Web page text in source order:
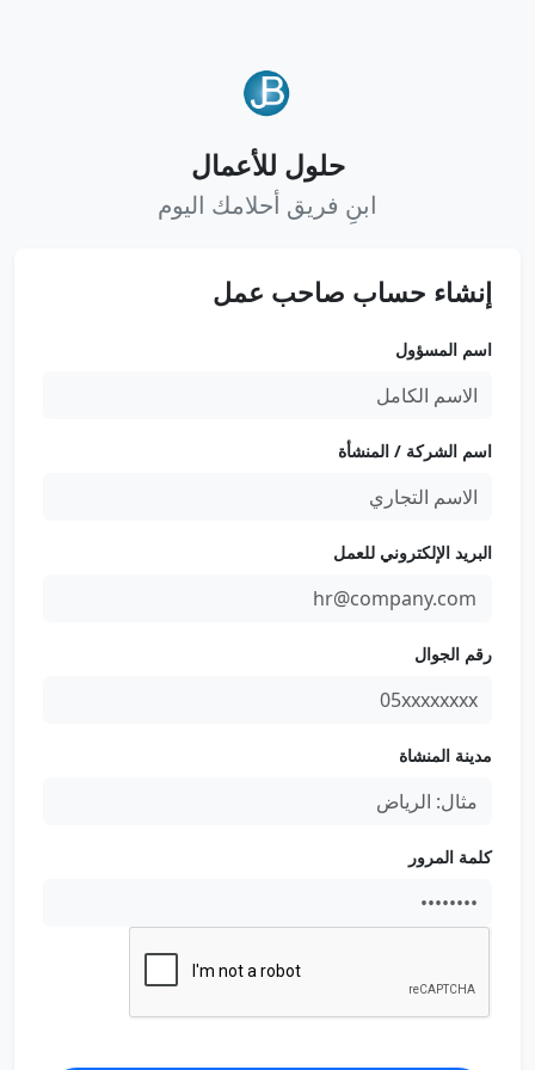
حلول للأعمال
ابنِ فريق أحلامك اليوم
إنشاء حساب صاحب عمل
اسم المسؤول
اسم الشركة / المنشأة
البريد الإلكتروني للعمل
رقم الجوال
مدينة المنشاة
كلمة المرور